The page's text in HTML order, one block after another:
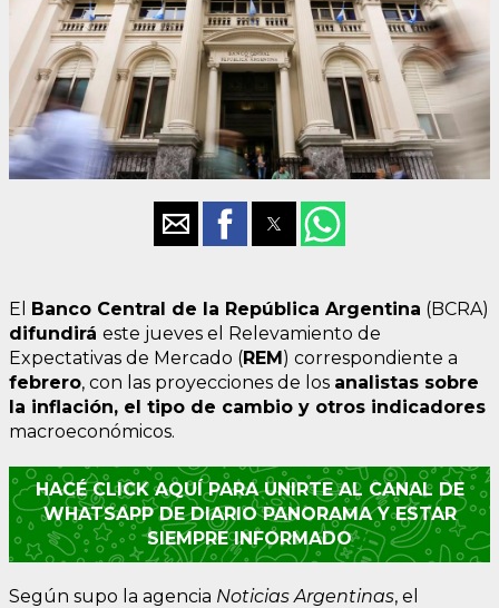
El Banco Central de la República Argentina (BCRA)
difundirá este jueves el Relevamiento de
Expectativas de Mercado (REM) correspondiente a
febrero, con las proyecciones de los analistas sobre
la inflación, el tipo de cambio y otros indicadores
macroeconómicos.
HACÉ CLICK AQUÍ PARA UNIRTE AL CANAL DE
WHATSAPP DE DIARIO PANORAMA Y ESTAR
SIEMPRE INFORMADO
Según supo la agencia Noticias Argentinas, el